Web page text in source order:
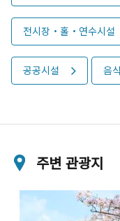
전시장・홀・연수시설
공공시설 음
주변 관광지